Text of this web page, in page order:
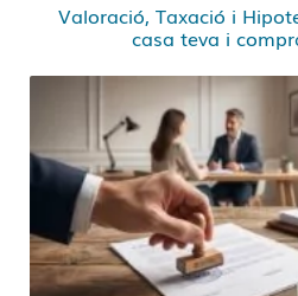
Valoració, Taxació i
casa teva i